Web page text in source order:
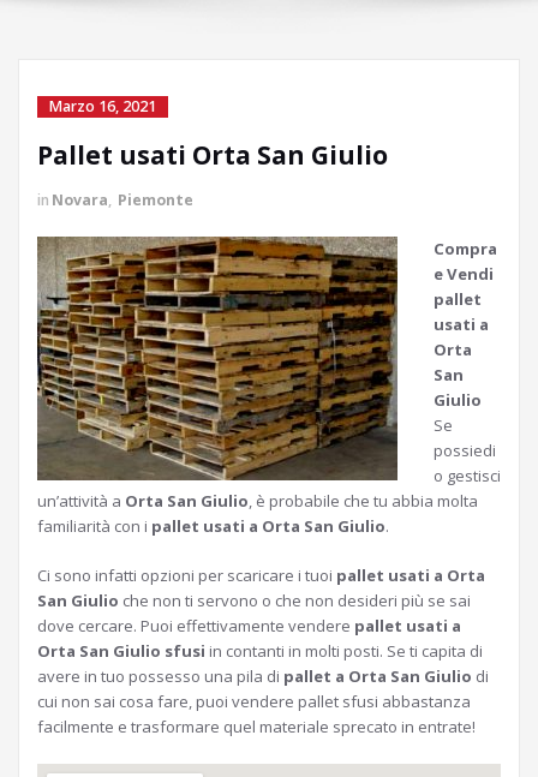
Marzo 16, 2021
Pallet usati Orta San Giulio
in Novara, Piemonte
Compra
e Vendi
pallet
usati a
Orta
San
Giulio
Se
possiedi
o gestisci
un’attività a Orta San Giulio, è probabile che tu abbia molta
familiarità con i pallet usati a Orta San Giulio.
Ci sono infatti opzioni per scaricare i tuoi pallet usati a Orta
San Giulio che non ti servono o che non desideri più se sai
dove cercare. Puoi effettivamente vendere pallet usati a
Orta San Giulio sfusi in contanti in molti posti. Se ti capita di
avere in tuo possesso una pila di pallet a Orta San Giulio di
cui non sai cosa fare, puoi vendere pallet sfusi abbastanza
facilmente e trasformare quel materiale sprecato in entrate!